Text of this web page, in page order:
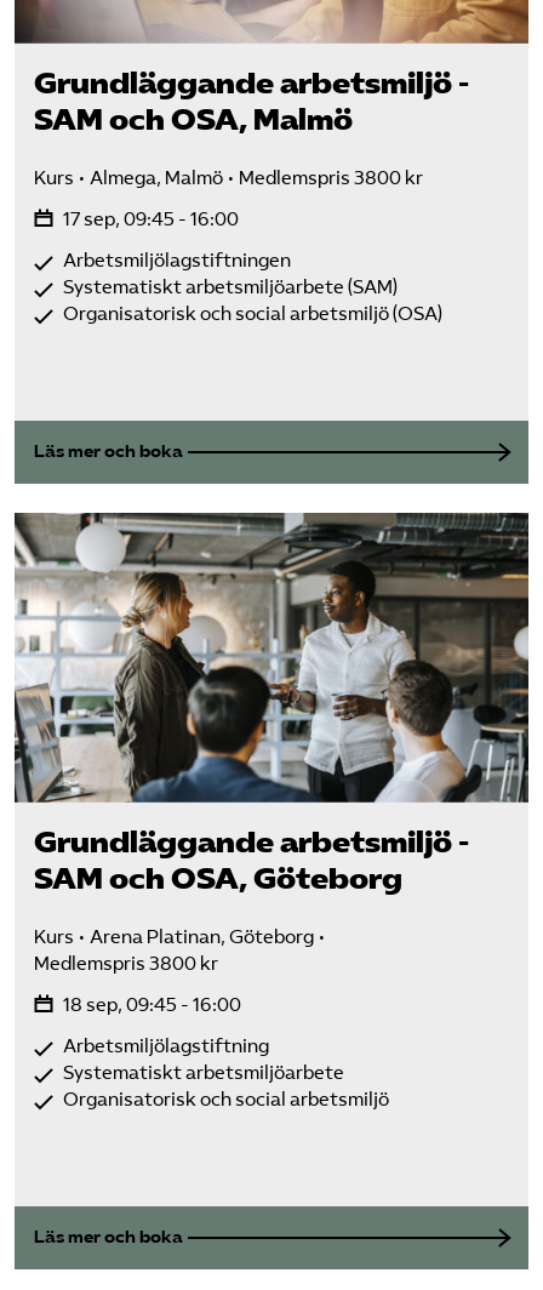
Grundläggande arbetsmiljö -
SAM och OSA, Malmö
Kurs Almega, Malmö
Medlemspris 3800 kr
17 sep, 09:45 - 16:00
Arbetsmiljölagstiftningen
Systematiskt arbetsmiljöarbete (SAM)
Organisatorisk och social arbetsmiljö (OSA)
Läs mer och boka
Grundläggande arbetsmiljö -
SAM och OSA, Göteborg
Kurs
Arena Platinan, Göteborg
Medlemspris 3800 kr
18 sep, 09:45 - 16:00
Arbetsmiljölagstiftning
Systematiskt arbetsmiljöarbete
Organisatorisk och social arbetsmiljö
Läs mer och boka